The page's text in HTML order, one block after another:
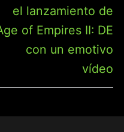
el lanzamiento de
of Empires II: DE
con un emotivo
vídeo